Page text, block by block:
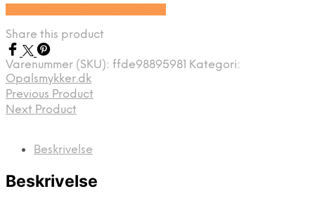
Share this product
Varenummer (SKU): ffde98895981 Kategori:
Opalsmykker.dk
Previous Product
Next Product
Beskrivelse
Beskrivelse